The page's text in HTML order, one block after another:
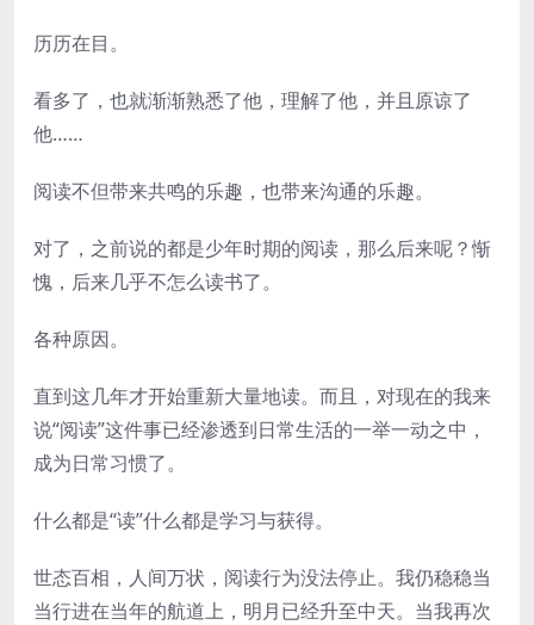
历历在目。
看多了，也就渐渐熟悉了他，理解了他，并且原谅了
他……
阅读不但带来共鸣的乐趣，也带来沟通的乐趣。
对了，之前说的都是少年时期的阅读，那么后来呢？惭
愧，后来几乎不怎么读书了。
各种原因。
直到这几年才开始重新大量地读。而且，对现在的我来
说“阅读”这件事已经渗透到日常生活的一举一动之中，
成为日常习惯了。
什么都是“读”什么都是学习与获得。
世态百相，人间万状，阅读行为没法停止。我仍稳稳当
当行进在当年的航道上，明月已经升至中天。当我再次